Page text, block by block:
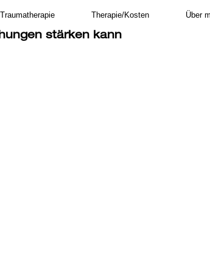
Traumatherapie Therapie/Kosten Über
stärken kann